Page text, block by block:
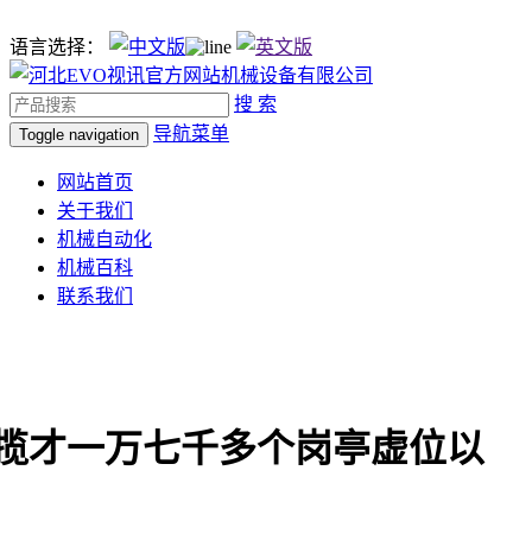
语言选择：
搜 索
Toggle navigation 导航菜单
网站首页
关于我们
机械自动化
机械百科
联系我们
才一万七千多个岗亭虚位以